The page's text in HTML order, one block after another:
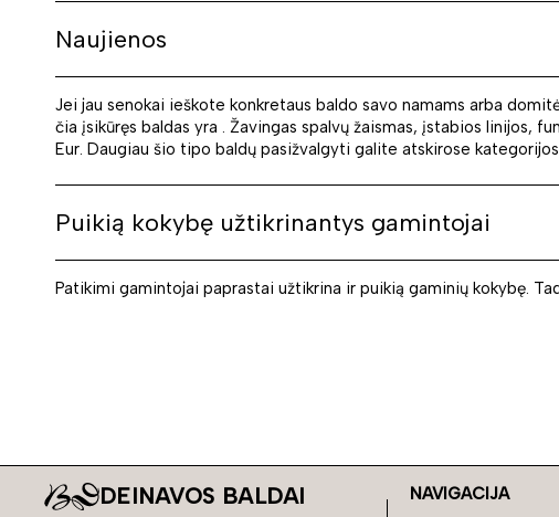
Naujienos
Jei jau senokai ieškote konkretaus baldo savo namams arba
čia įsikūręs baldas yra . Žavingas spalvų žaismas, įstabios linijos,
Eur. Daugiau šio tipo baldų pasižvalgyti galite atskirose
Puikią kokybę užtikrinantys gamintojai
Patikimi gamintojai paprastai užtikrina ir puikią gaminių kokybę.
DEINAVOS BALDAI NAVIGACIJA